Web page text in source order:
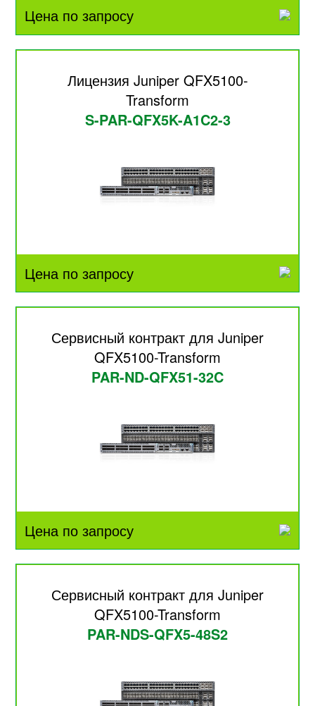
Цена по запросу
Лицензия Juniper QFX5100-
Transform
S-PAR-QFX5K-A1C2-3
Цена по запросу
Сервисный контракт для Juniper
QFX5100-Transform
PAR-ND-QFX51-32C
Цена по запросу
Сервисный контракт для Juniper
QFX5100-Transform
PAR-NDS-QFX5-48S2